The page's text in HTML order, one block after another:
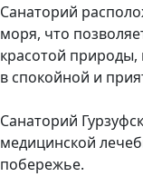
Санаторий
моря, что
красотой
в спокойной и
Санаторий
медицинской
побережье.